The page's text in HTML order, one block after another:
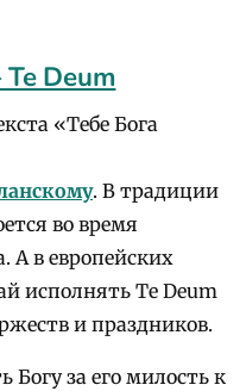
Deum
«Тебе Бога
. В традиции
во время
А в европейских
исполнять Te Deum
и праздников.
Богу за его милость к